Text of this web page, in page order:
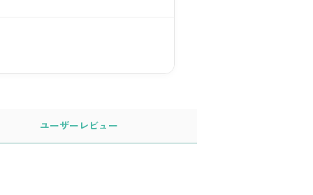
ユーザー レビュー